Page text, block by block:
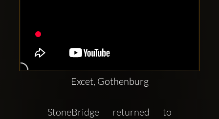
Excet, Gothenburg
StoneBridge returned to